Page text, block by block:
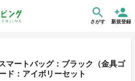
さがす 新規登録
マートバッグ：ブラック（金具ゴ
ド：アイボリーセット